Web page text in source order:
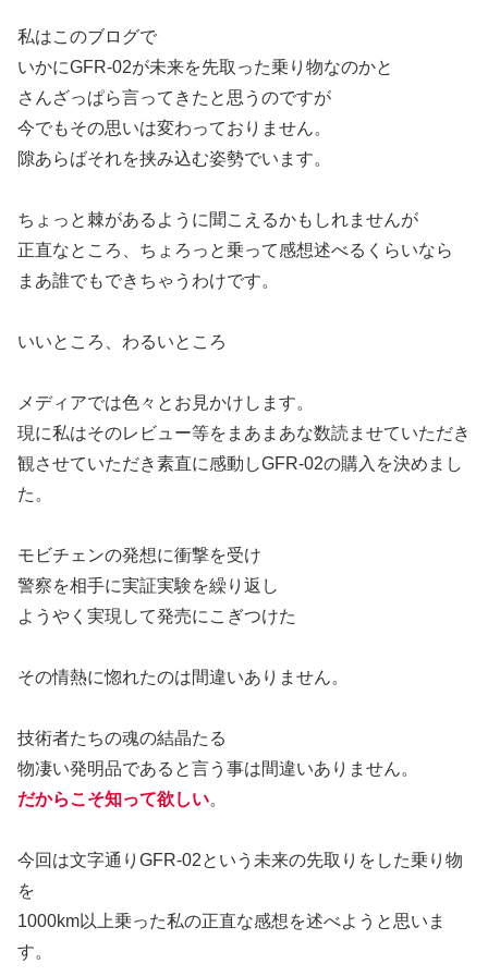
私はこのブログで
いかにGFR-02が未来を先取った乗り物なのかと
さんざっぱら言ってきたと思うのですが
今でもその思いは変わっておりません。
隙あらばそれを挟み込む姿勢でいます。
ちょっと棘があるように聞こえるかもしれませんが
正直なところ、ちょろっと乗って感想述べるくらいなら
まあ誰でもできちゃうわけです。
いいところ、わるいところ
メディアでは色々とお見かけします。
現に私はそのレビュー等をまあまあな数読ませていただき
観させていただき素直に感動しGFR-02の購入を決めまし
た。
モビチェンの発想に衝撃を受け
警察を相手に実証実験を繰り返し
ようやく実現して発売にこぎつけた
その情熱に惚れたのは間違いありません。
技術者たちの魂の結晶たる
物凄い発明品であると言う事は間違いありません。
だからこそ知って欲しい。
今回は文字通りGFR-02という未来の先取りをした乗り物
を
1000km以上乗った私の正直な感想を述べようと思いま
す。